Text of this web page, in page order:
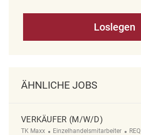
Loslegen
ÄHNLICHE JOBS
VERKÄUFER (M/W/D)
TK Maxx Kategorie
Einzelhandelsmitarbeiter